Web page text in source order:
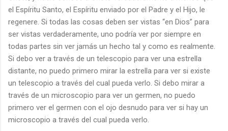
el Espíritu Santo, el Espíritu enviado por el Padre y el Hijo, le
regenere. Si todas las cosas deben ser vistas “en Dios” para
ser vistas verdaderamente, uno podría ver por siempre en
todas partes sin ver jamás un hecho tal y como es realmente.
Si debo ver a través de un telescopio para ver una estrella
distante, no puedo primero mirar la estrella para ver si existe
un telescopio a través del cual pueda verlo. Si debo mirar a
través de un microscopio para ver un germen, no puedo
primero ver el germen con el ojo desnudo para ver si hay un
microscopio a través del cual pueda verlo.